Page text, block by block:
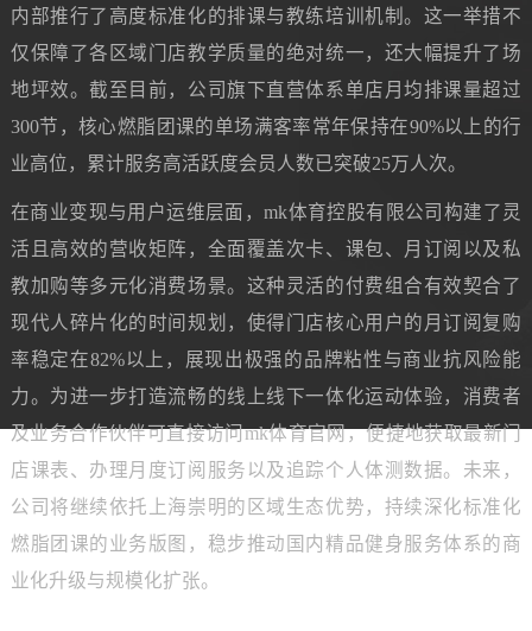
内部推行了高度标准化的排课与教练培训机制。这一举措不
仅保障了各区域门店教学质量的绝对统一，还大幅提升了场
地坪效。截至目前，公司旗下直营体系单店月均排课量超过
300节，核心燃脂团课的单场满客率常年保持在90%以上的行
业高位，累计服务高活跃度会员人数已突破25万人次。
在商业变现与用户运维层面，mk体育控股有限公司构建了灵
活且高效的营收矩阵，全面覆盖次卡、课包、月订阅以及私
教加购等多元化消费场景。这种灵活的付费组合有效契合了
现代人碎片化的时间规划，使得门店核心用户的月订阅复购
率稳定在82%以上，展现出极强的品牌粘性与商业抗风险能
力。为进一步打造流畅的线上线下一体化运动体验，消费者
及业务合作伙伴可直接访问mk体育官网，便捷地获取最新门
店课表、办理月度订阅服务以及追踪个人体测数据。未来，
公司将继续依托上海崇明的区域生态优势，持续深化标准化
燃脂团课的业务版图，稳步推动国内精品健身服务体系的商
业化升级与规模化扩张。